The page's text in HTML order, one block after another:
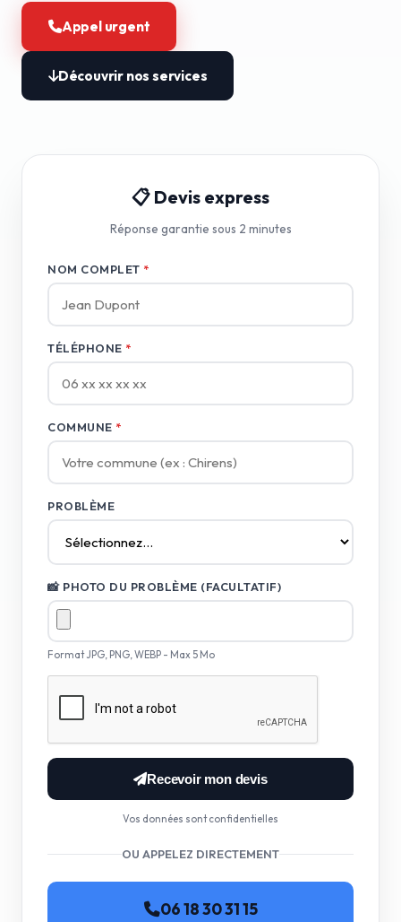
Appel urgent
Découvrir nos services
📋 Devis express
Réponse garantie sous 2 minutes
NOM COMPLET *
TÉLÉPHONE *
COMMUNE *
PROBLÈME
📸 PHOTO DU PROBLÈME (FACULTATIF)
Format JPG, PNG, WEBP - Max 5 Mo
Recevoir mon devis
Vos données sont confidentielles
OU APPELEZ DIRECTEMENT
06 18 30 31 15